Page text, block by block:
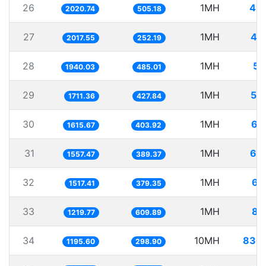
26 2020.74 505.18 1MH
27 2017.55 252.19 1MH
28 1940.03 485.01 1MH
29 1711.36 427.84 1MH
30 1615.67 403.92 1MH
31 1557.47 389.37 1MH
32 1517.41 379.35 1MH
33 1219.77 609.89 1MH
34 1195.60 298.90 10MH